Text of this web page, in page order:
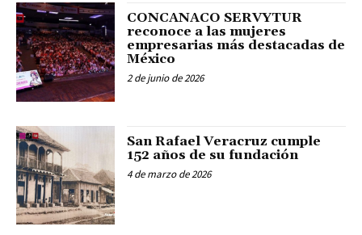
CONCANACO SERVYTUR
reconoce a las mujeres
empresarias más destacadas de
México
2 de junio de 2026
San Rafael Veracruz cumple
152 años de su fundación
4 de marzo de 2026